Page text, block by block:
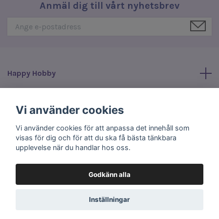
Anmäl dig till vårt nyhetsbrev
Happy Hobby
Sociala medier
© 2026 Happy Hobby
Vi använder cookies
Vi använder cookies för att anpassa det innehåll som
visas för dig och för att du ska få bästa tänkbara
upplevelse när du handlar hos oss.
Godkänn alla
Inställningar